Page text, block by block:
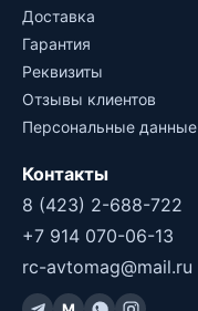
Доставка
Гарантия
Реквизиты
Отзывы клиентов
Персональные данные
Контакты
8 (423) 2-688-722
+7 914 070-06-13
rc-avtomag@mail.ru